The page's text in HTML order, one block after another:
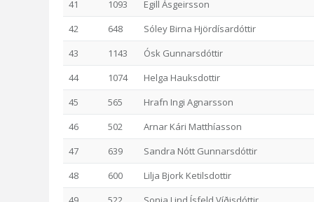
41
1093
Egill Ásgeirsson
42
648
Sóley Birna Hjördísardóttir
43
1143
Ósk Gunnarsdóttir
44
1074
Helga Hauksdottir
45
565
Hrafn Ingi Agnarsson
46
502
Arnar Kári Matthíasson
47
639
Sandra Nótt Gunnarsdóttir
48
600
Lilja Bjork Ketilsdottir